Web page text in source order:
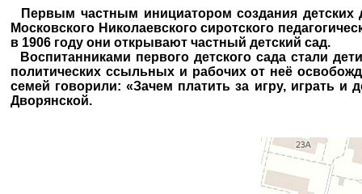
Первым частным инициатором создания детских
Московского Николаевского сиротского
в 1906 году они открывают частный детский сад.
Воспитанниками первого детского сада стали
политических ссыльных и рабочих от неё
семей говорили: «Зачем платить за игру, играть
Дворянской.